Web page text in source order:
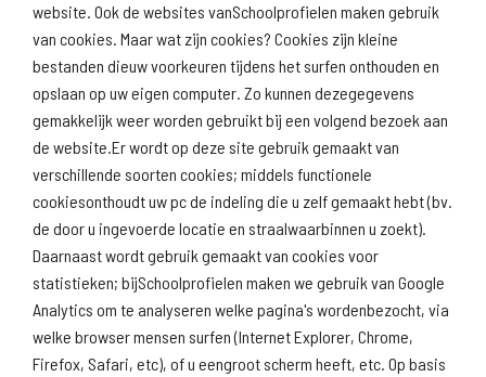
website. Ook de websites vanSchoolprofielen maken gebruik
van cookies. Maar wat zijn cookies? Cookies zijn kleine
bestanden dieuw voorkeuren tijdens het surfen onthouden en
opslaan op uw eigen computer. Zo kunnen dezegegevens
gemakkelijk weer worden gebruikt bij een volgend bezoek aan
de website.Er wordt op deze site gebruik gemaakt van
verschillende soorten cookies; middels functionele
cookiesonthoudt uw pc de indeling die u zelf gemaakt hebt (bv.
de door u ingevoerde locatie en straalwaarbinnen u zoekt).
Daarnaast wordt gebruik gemaakt van cookies voor
statistieken; bijSchoolprofielen maken we gebruik van Google
Analytics om te analyseren welke pagina's wordenbezocht, via
welke browser mensen surfen (Internet Explorer, Chrome,
Firefox, Safari, etc), of u eengroot scherm heeft, etc. Op basis
Download
schoolprofiel
Naar
schoolresultaten
Naar scholenopdekaart.nl